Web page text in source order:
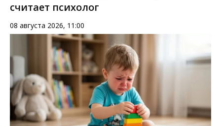
считает психолог
08 августа 2026, 11:00